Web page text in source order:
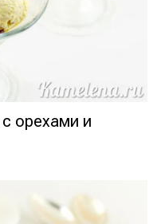
орехами и